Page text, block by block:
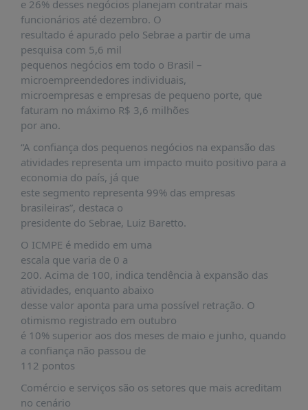
DADOS
FRENTE
PARLAMENTAR
SOBRE
A
MATERIAIS
INFORMAÇÕES
CURSOS
E
EVENTOS
INSCRIÇÕES
MATERIAIS
DISPONÍVEIS
PUBLICAÇÕES
REVISTA
RUMOS
LIVROS
ESTUDOS
e 26% desses negócios planejam contratar mais
funcionários até dezembro. O
resultado é apurado pelo Sebrae a partir de uma
pesquisa com 5,6 mil
pequenos negócios em todo o Brasil –
microempreendedores individuais,
microempresas e empresas de pequeno porte, que
faturam no máximo R$ 3,6 milhões
por ano.
“A confiança dos pequenos negócios na expansão das
atividades representa um impacto muito positivo para a
economia do país, já que
este segmento representa 99% das empresas
brasileiras”, destaca o
presidente do Sebrae, Luiz Baretto.
O ICMPE é medido em uma
escala que varia de 0 a
200. Acima de 100, indica tendência à expansão das
atividades, enquanto abaixo
desse valor aponta para uma possível retração. O
otimismo registrado em outubro
é 10% superior aos dos meses de maio e junho, quando
a confiança não passou de
112 pontos
Comércio e serviços são os setores que mais acreditam
no cenário